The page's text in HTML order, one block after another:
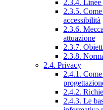
2.3.4. Linee
2.3.5.
accessibilità
2.3.6.
attuazione
2.3.7.
2.3.8.
2.4. Privacy
2.4.1.
2.4.2.
2.4.3. Le